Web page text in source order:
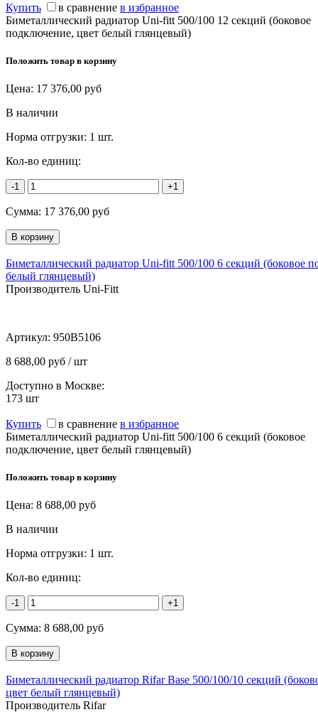
Купить в сравнение в избранное
Биметаллический радиатор Uni-fitt 500/100 12 секций (боковое
подключение, цвет белый глянцевый)
Положить товар в корзину
Цена: 17 376,00 руб
В наличии
Норма отгрузки: 1 шт.
Кол-во единиц:
-1 +1
Сумма: 17 376,00 руб
Биметаллический радиатор Uni-fitt 500/100 6 секций (боковое
белый глянцевый)
Производитель Uni-Fitt
Артикул: 950B5106
8 688,00 руб / шт
Доступно в Москве:
173 шт
Купить в сравнение в избранное
Биметаллический радиатор Uni-fitt 500/100 6 секций (боковое
подключение, цвет белый глянцевый)
Положить товар в корзину
Цена: 8 688,00 руб
В наличии
Норма отгрузки: 1 шт.
Кол-во единиц:
-1 +1
Сумма: 8 688,00 руб
Биметаллический радиатор Rifar Base 500/100/10 секций
цвет белый глянцевый)
Производитель Rifar